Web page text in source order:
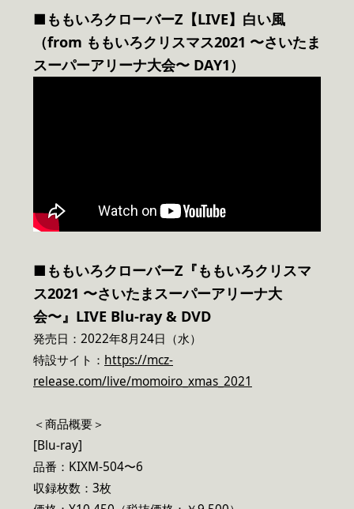
■ももいろクローバーZ【LIVE】白い風
（from ももいろクリスマス2021 〜さいたま
スーパーアリーナ大会〜 DAY1）
■ももいろクローバーZ『ももいろクリスマ
ス2021 〜さいたまスーパーアリーナ大
会〜』LIVE Blu-ray & DVD
発売日：2022年8月24日（水）
特設サイト： https://mcz-
release.com/live/momoiro_xmas_2021
＜商品概要＞
[Blu-ray]
品番：KIXM-504〜6
収録枚数：3枚